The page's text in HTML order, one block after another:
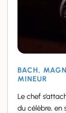
BACH,
MINEUR
Le chef
du célèbre, en